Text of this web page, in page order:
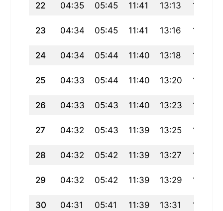
22 04:35 05:45 11:41 13:13 17:36
23 04:34 05:45 11:41 13:16 17:36
24 04:34 05:44 11:40 13:18 17:36
25 04:33 05:44 11:40 13:20 17:36
26 04:33 05:43 11:40 13:23 17:36
27 04:32 05:43 11:39 13:25 17:36
28 04:32 05:42 11:39 13:27 17:36
29 04:32 05:42 11:39 13:29 17:36
30 04:31 05:41 11:39 13:31 17:36